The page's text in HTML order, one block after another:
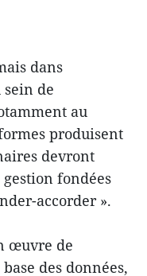
dans
de
au
produisent
devront
fondées
accorder ».
œuvre de
des données,